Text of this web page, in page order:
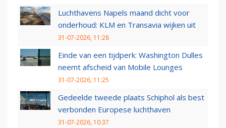
Luchthavens Napels maand dicht voor
onderhoud: KLM en Transavia wijken uit
31-07-2026, 11:28
Einde van een tijdperk: Washington Dulles
neemt afscheid van Mobile Lounges
31-07-2026, 11:25
Gedeelde tweede plaats Schiphol als best
verbonden Europese luchthaven
31-07-2026, 10:37